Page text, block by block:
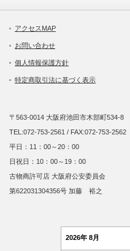
アクセスMAP
お問い合わせ
個人情報保護方針
特定商取引法に基づく表示
〒563-0014 大阪府池田市木部町534-8
TEL:072-753-2561 / FAX:072-753-2562
平日：11：00～20：00
日祝日：10：00～19：00
古物商許可店 大阪府公安委員会
第622031304356号 加藤 裕之
2026年 8月